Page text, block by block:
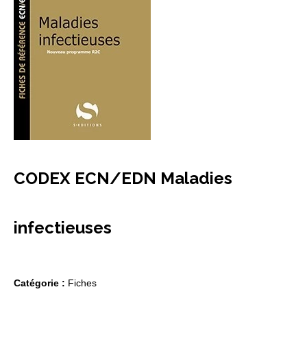
CODEX ECN/EDN Maladies
infectieuses
Catégorie : Fiches